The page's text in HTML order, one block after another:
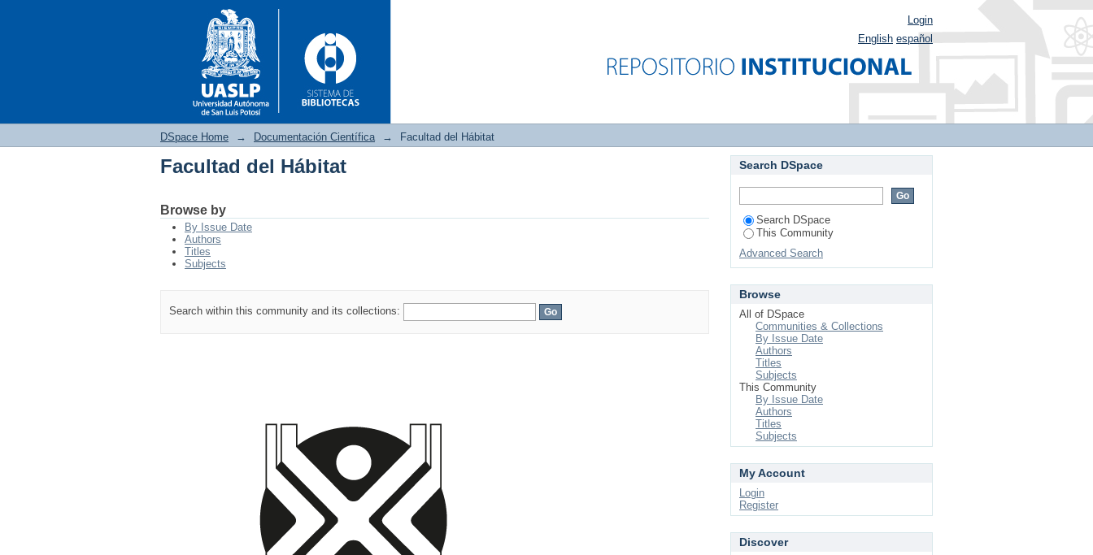
Login
English español
DSpace Home → Documentación Científica → Facultad del Hábitat
Facultad del Hábitat
Browse by
By Issue Date
Authors
Titles
Subjects
Search within this community and its collections:
Search DSpace
Search DSpace
This Community
Advanced Search
Browse
All of DSpace
Communities & Collections
By Issue Date
Authors
Titles
Subjects
This Community
By Issue Date
Authors
Titles
Subjects
My Account
Login
Register
Discover